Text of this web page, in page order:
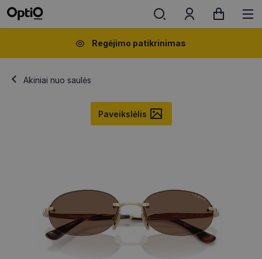
Regėjimo patikrinimas
Akiniai nuo saulės
Paveikslėlis